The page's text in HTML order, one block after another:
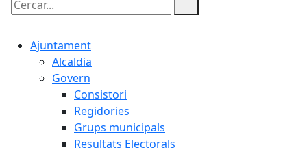
Cercar:
Ajuntament
Alcaldia
Govern
Consistori
Regidories
Grups municipals
Resultats Electorals